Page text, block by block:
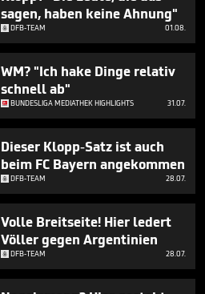
sagen, haben keine Ahnung"
DFB-TEAM 01.08.
WM? "Ich hake Dinge relativ
schnell ab"
BUNDESLIGA MEDIATHEK HIGHLIGHTS 31.07.
Dieser Klopp-Satz ist auch
beim FC Bayern angekommen
DFB-TEAM 28.07.
Volle Breitseite! Hier ledert
Völler gegen Argentinien
DFB-TEAM 28.07.